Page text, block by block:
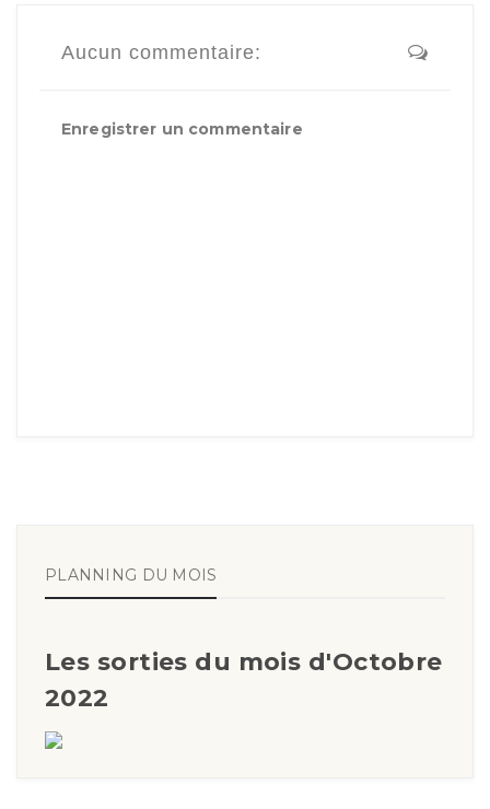
Aucun commentaire:
Enregistrer un commentaire
PLANNING DU MOIS
Les sorties du mois d'Octobre
2022